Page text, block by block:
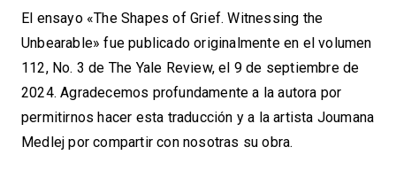
El ensayo «The Shapes of Grief. Witnessing the
Unbearable» fue publicado originalmente en el volumen
112, No. 3 de The Yale Review, el 9 de septiembre de
2024. Agradecemos profundamente a la autora por
permitirnos hacer esta traducción y a la artista Joumana
Medlej por compartir con nosotras su obra.